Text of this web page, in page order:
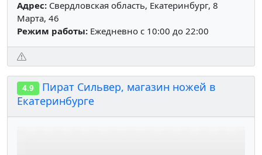
Адрес: Свердловская область, Екатеринбург, 8
Марта, 46
Режим работы: Ежедневно с 10:00 до 22:00
4.9
Пират Сильвер, магазин ножей в
Екатеринбурге